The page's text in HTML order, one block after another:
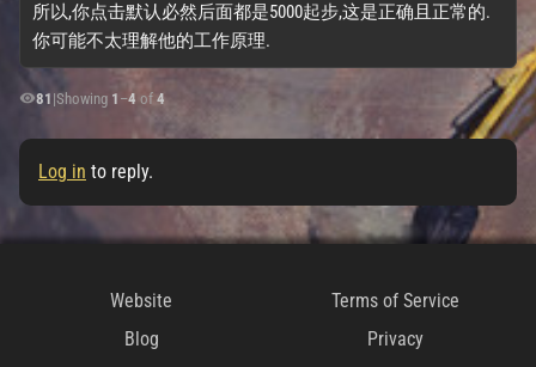
所以,你点击默认必然后面都是5000起步,这是正确且正常的.
你可能不太理解他的工作原理.
81 |Showing 1 –4 of 4
Log in to reply.
Website
Blog
Terms of Service
Privacy